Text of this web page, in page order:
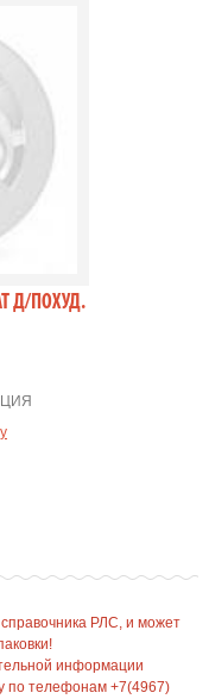
Д/ПОХУД.
РЛС, и может
информации
по телефонам +7(4967)